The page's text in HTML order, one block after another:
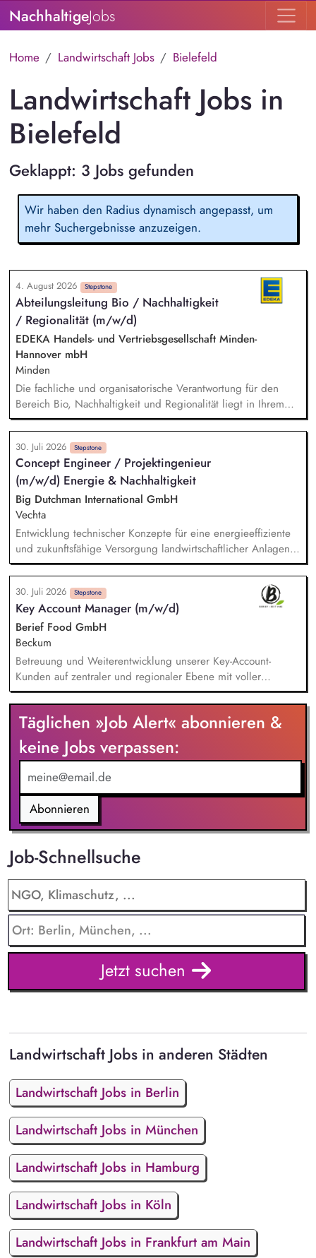
NachhaltigeJobs
Home Landwirtschaft Jobs Bielefeld
Landwirtschaft Jobs in
Bielefeld
Geklappt: 3 Jobs gefunden
Wir haben den Radius dynamisch angepasst, um
mehr Suchergebnisse anzuzeigen.
4. August 2026 Stepstone
Abteilungsleitung Bio / Nachhaltigkeit
/ Regionalität (m/w/d)
EDEKA Handels- und Vertriebsgesellschaft Minden-
Hannover mbH
Minden
Die fachliche und organisatorische Verantwortung für den
Bereich Bio, Nachhaltigkeit und Regionalität liegt in Ihrem
Aufgabenbereich. Neue Ideen bringen Sie aktiv ein,
gestalten Veränderungen kreativ mit und treiben die
strategische Weiterentwicklung des Bereichs mit analytischem
Denken voran. Sortiments- und Nachhaltigkeitsstrategien
entwickeln Sie weiter und setzen Impulse für ein
zukunftsfähiges Angebot und stellen dabei sicher, dass
relevante Qualitäts-, Nachhaltigkeits- und
Zertifizierungsanforderungen berücksichtigt werden. Sie
analysieren Markt-, Kunden- und Sortimentsentwicklungen und
leiten daraus konkrete Maßnahmen ab. Potenziale für
nachhaltige, regionale und biologische Sortimente
identifizieren Sie und begleiten deren Umsetzung.
30. Juli 2026 Stepstone
Concept Engineer / Projektingenieur
(m/w/d) Energie & Nachhaltigkeit
Big Dutchman International GmbH
Vechta
Entwicklung technischer Konzepte für eine energieeffiziente
und zukunftsfähige Versorgung landwirtschaftlicher Anlagen
– von der Idee bis zur umsetzbaren Lösung. Begleitung und
Steuerung von Sonderprojekten (z. B. energieautarke
Stallanlagen, Kühlkonzepte, Wärmetauscher-Systeme).
Erstellung von Umweltberechnungen und Ermittlung des
CO_2-Fußabdrucks für Produkte und Anlagenlösungen sowie
Entwicklung regionaler Nachhaltigkeitsansätze für Europa und
Middle East Africa.
30. Juli 2026 Stepstone
Key Account Manager (m/w/d)
Berief Food GmbH
Beckum
Betreuung und Weiterentwicklung unserer Key-Account-
Kunden auf zentraler und regionaler Ebene mit voller
Umsatz-, Absatz- und Ertragsverantwortung. Entwicklung und
Umsetzung kundenindividueller Distributions- und
Wachstumsstrategien sowie Identifikation neuer
Geschäftsfelder. Kontinuierliche Analyse von Markt- und
Wettbewerbsentwicklungen sowie Ableitung gezielter
Maßnahmen auch im Sinne des Category-Managements.
Umsetzung von Produkteinführungen und Promotions sowie
Erstellung von Angeboten und Aktionsvorschlägen.
Täglichen »Job Alert« abonnieren &
keine Jobs verpassen:
Abonnieren
Job-Schnellsuche
Jetzt suchen
Landwirtschaft Jobs in anderen Städten
Landwirtschaft Jobs in Berlin
Landwirtschaft Jobs in München
Landwirtschaft Jobs in Hamburg
Landwirtschaft Jobs in Köln
Landwirtschaft Jobs in Frankfurt am Main